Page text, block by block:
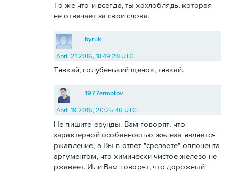
То же что и всегда, ты хохлоблядь, которая
не отвечает за свои слова.
byruk
April 21 2016, 18:49:28 UTC
Тявкай, голубенький щенок, тявкай.
1977ermolov
April 19 2016, 20:25:46 UTC
Не пишите ерунды. Вам говорят, что
характерной особенностью железа является
ржавление, а Вы в ответ "срезаете" оппонента
аргументом, что химически чистое железо не
ржавеет. Или Вам говорят, что дорожный